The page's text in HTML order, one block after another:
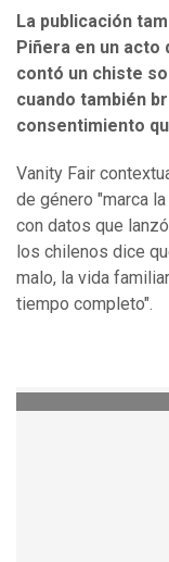
La publicación
Piñera en un acto
contó un chiste
cuando también
consentimiento
Vanity Fair
de género "marca
con datos que
los chilenos dice
malo, la vida
tiempo completo".